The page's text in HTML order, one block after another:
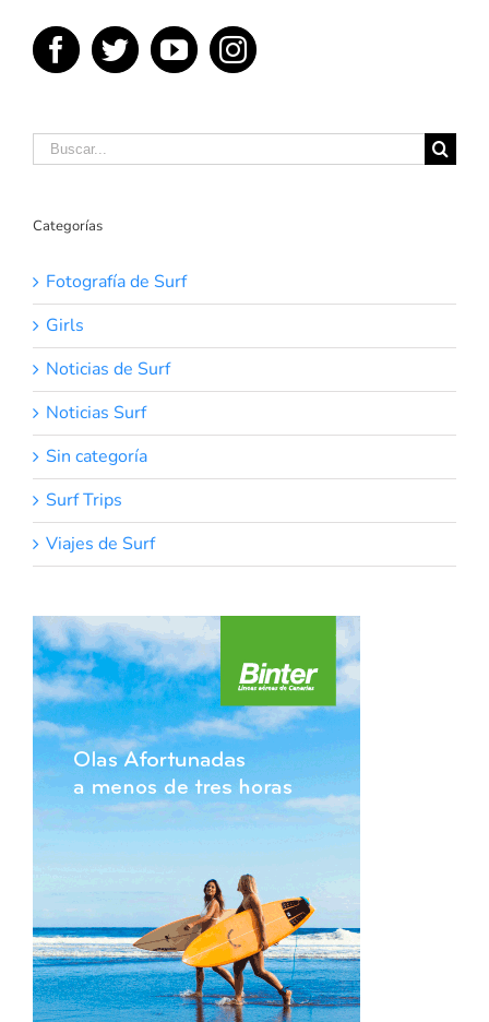
Buscar:
Categorías
Fotografía de Surf
Girls
Noticias de Surf
Noticias Surf
Sin categoría
Surf Trips
Viajes de Surf